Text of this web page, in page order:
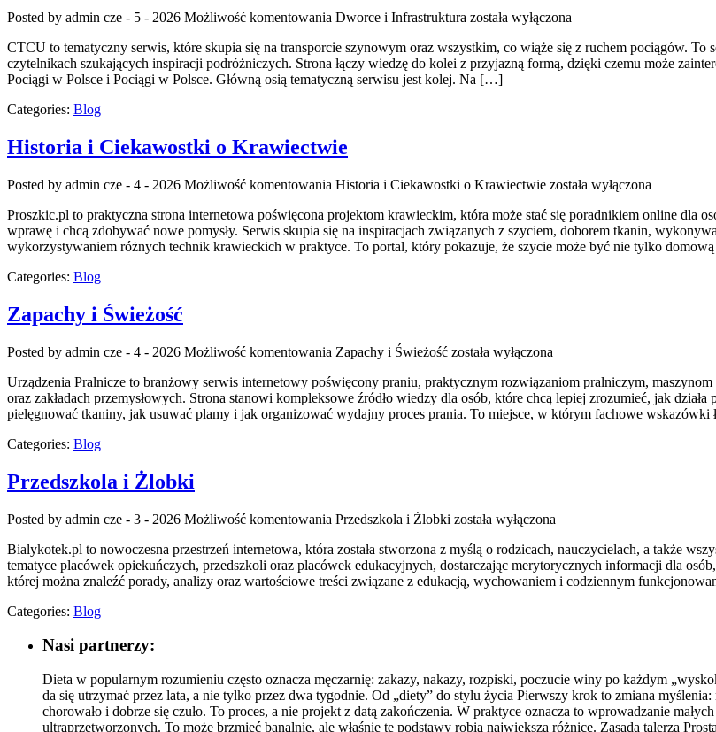
Posted by admin cze - 5 - 2026 Możliwość komentowania Dworce i Infrastruktura została wyłączona
CTCU to tematyczny serwis, które skupia się na transporcie szynowym oraz wszystkim, co wiąże się z ruchem pociągów.
czytelnikach szukających inspiracji podróżniczych. Strona łączy wiedzę do kolei z przyjazną formą, dzięki czemu może
Pociągi w Polsce i Pociągi w Polsce. Główną osią tematyczną serwisu jest kolej. Na […]
Categories: Blog
Historia i Ciekawostki o Krawiectwie
Posted by admin cze - 4 - 2026 Możliwość komentowania Historia i Ciekawostki o Krawiectwie została wyłączona
Proszkic.pl to praktyczna strona internetowa poświęcona projektom krawieckim, która może stać się poradnikiem online dla
wprawę i chcą zdobywać nowe pomysły. Serwis skupia się na inspiracjach związanych z szyciem, doborem tkanin,
wykorzystywaniem różnych technik krawieckich w praktyce. To portal, który pokazuje, że szycie może być nie tylko
Categories: Blog
Zapachy i Świeżość
Posted by admin cze - 4 - 2026 Możliwość komentowania Zapachy i Świeżość została wyłączona
Urządzenia Pralnicze to branżowy serwis internetowy poświęcony praniu, praktycznym rozwiązaniom pralniczym,
oraz zakładach przemysłowych. Strona stanowi kompleksowe źródło wiedzy dla osób, które chcą lepiej zrozumieć, jak
pielęgnować tkaniny, jak usuwać plamy i jak organizować wydajny proces prania. To miejsce, w którym fachowe
Categories: Blog
Przedszkola i Żlobki
Posted by admin cze - 3 - 2026 Możliwość komentowania Przedszkola i Żlobki została wyłączona
Bialykotek.pl to nowoczesna przestrzeń internetowa, która została stworzona z myślą o rodzicach, nauczycielach, a także
tematyce placówek opiekuńczych, przedszkoli oraz placówek edukacyjnych, dostarczając merytorycznych informacji dla
której można znaleźć porady, analizy oraz wartościowe treści związane z edukacją, wychowaniem i codziennym
Categories: Blog
Nasi partnerzy:
Dieta w popularnym rozumieniu często oznacza męczarnię: zakazy, nakazy, rozpiski, poczucie winy po każdym
da się utrzymać przez lata, a nie tylko przez dwa tygodnie. Od „diety” do stylu życia Pierwszy krok to zmiana
chorowało i dobrze się czuło. To proces, a nie projekt z datą zakończenia. W praktyce oznacza to wprowadzanie
ultraprzetworzonych. To może brzmieć banalnie, ale właśnie te podstawy robią największą różnicę. Zasada talerza